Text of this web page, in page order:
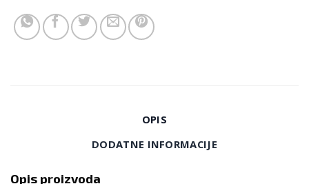
OPIS
DODATNE INFORMACIJE
Opis proizvoda